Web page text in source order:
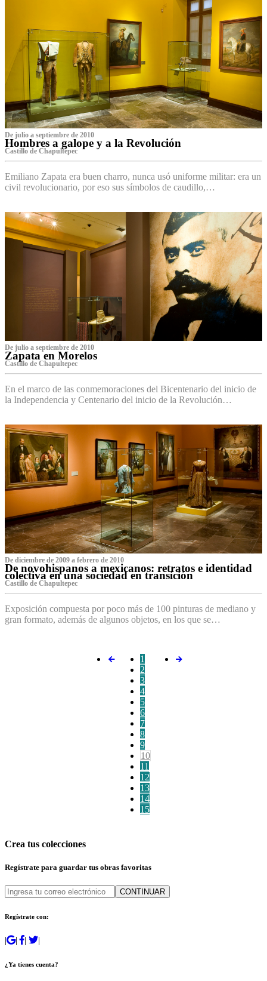
De julio a septiembre de 2010
Hombres a galope y a la Revolución
Castillo de Chapultepec
Emiliano Zapata era buen charro, nunca usó uniforme militar: era un
civil revolucionario, por eso sus símbolos de caudillo,…
De julio a septiembre de 2010
Zapata en Morelos
Castillo de Chapultepec
En el marco de las conmemoraciones del Bicentenario del inicio de
la Independencia y Centenario del inicio de la Revolución…
De diciembre de 2009 a febrero de 2010
De novohispanos a mexicanos: retratos e identidad
colectiva en una sociedad en transición
Castillo de Chapultepec
Exposición compuesta por poco más de 100 pinturas de mediano y
gran formato, además de algunos objetos, en los que se…
1
2
3
4
5
6
7
8
9
10
11
12
13
14
15
Crea tus colecciones
Regístrate para guardar tus obras favoritas
CONTINUAR
Regístrate con:
| | | |
¿Ya tienes cuenta?